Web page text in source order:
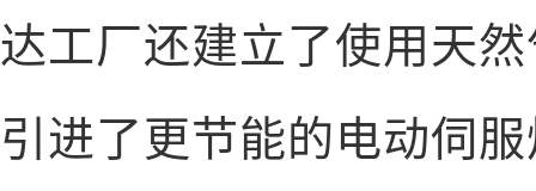
达工厂还建立了使用天
引进了更节能的电动伺